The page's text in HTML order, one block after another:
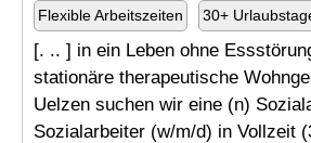
Flexible Arbeitszeiten 30+
[. .. ] in ein Leben ohne
stationäre therapeutische
Uelzen suchen wir eine (n)
Sozialarbeiter (w/m/d) in Vollzeit